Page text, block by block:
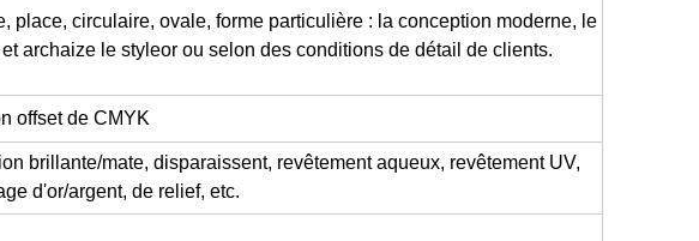
place, circulaire, ovale, forme particulière : la conception moderne, le
archaize le styleor ou selon des conditions de détail de clients.
offset de CMYK
brillante/mate, disparaissent, revêtement aqueux, revêtement UV,
d'or/argent, de relief, etc.